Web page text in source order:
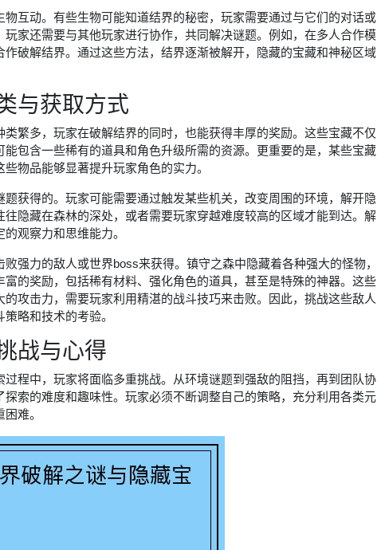
互动。有些生物可能知道结界的秘密，玩家需要通过与它们的对话或
家还需要与其他玩家进行协作，共同解决谜题。例如，在多人合作模
破解结界。通过这些方法，结界逐渐被解开，隐藏的宝藏和神秘区域
与获取方式
类繁多，玩家在破解结界的同时，也能获得丰厚的奖励。这些宝藏不仅
包含一些稀有的道具和角色升级所需的资源。更重要的是，某些宝藏
物品能够显著提升玩家角色的实力。
获得的。玩家可能需要通过触发某些机关，改变周围的环境，解开隐
隐藏在森林的深处，或者需要玩家穿越难度较高的区域才能到达。解
观察力和思维能力。
强力的敌人或世界boss来获得。镇守之森中隐藏着各种强大的怪物，
的奖励，包括稀有材料、强化角色的道具，甚至是特殊的神器。这些
攻击力，需要玩家利用精湛的战斗技巧来击败。因此，挑战这些敌人
略和技术的考验。
战与心得
程中，玩家将面临多重挑战。从环境谜题到强敌的阻挡，再到团队协
索的难度和趣味性。玩家必须不断调整自己的策略，充分利用各类元
难。